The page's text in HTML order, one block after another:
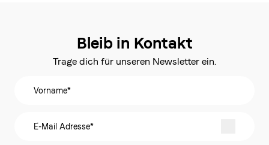
Bleib in Kontakt
Trage dich für unseren Newsletter ein.